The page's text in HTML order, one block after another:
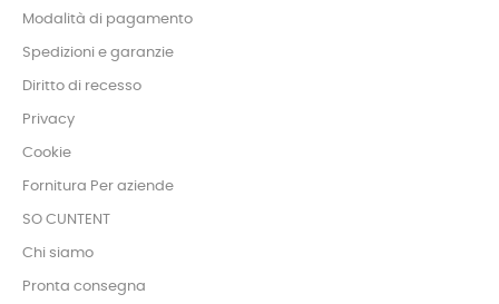
Modalità di pagamento
Spedizioni e garanzie
Diritto di recesso
Privacy
Cookie
Fornitura Per aziende
SO CUNTENT
Chi siamo
Pronta consegna